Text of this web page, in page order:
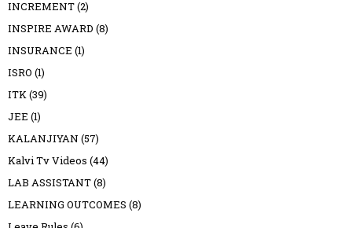
INCREMENT(2)
INSPIRE AWARD (8)
INSURANCE (1)
ISRO (1)
ITK(39)
JEE (1)
KALANJIYAN (57)
Kalvi Tv Videos (44)
LAB ASSISTANT(8)
LEARNING OUTCOMES (8)